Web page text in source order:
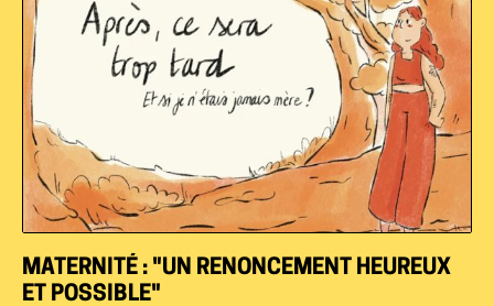
MATERNITÉ : "UN RENONCEMENT HEUREUX
ET POSSIBLE"